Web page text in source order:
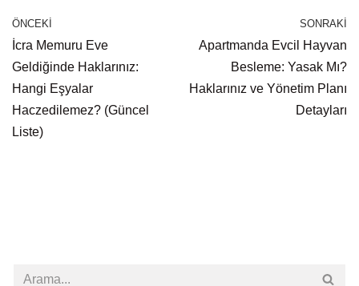
ÖNCEKI
İcra Memuru Eve
Geldiğinde Haklarınız:
Hangi Eşyalar
Haczedilemez? (Güncel
Liste)
SONRAKI
Apartmanda Evcil Hayvan
Besleme: Yasak Mı?
Haklarınız ve Yönetim Planı
Detayları